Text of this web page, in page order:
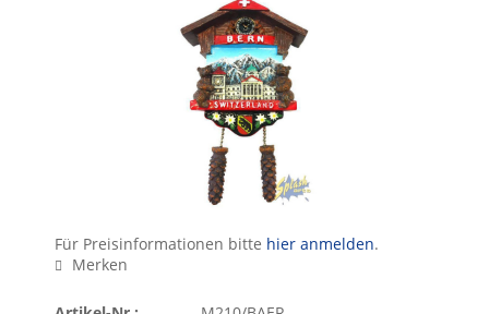
Für Preisinformationen bitte hier anmelden.
Merken